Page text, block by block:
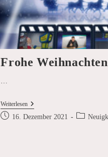
Frohe
WeiterlesenFrohe
Weihnachten
2021
Beitrag16. Dezember 2021
Beitrags-